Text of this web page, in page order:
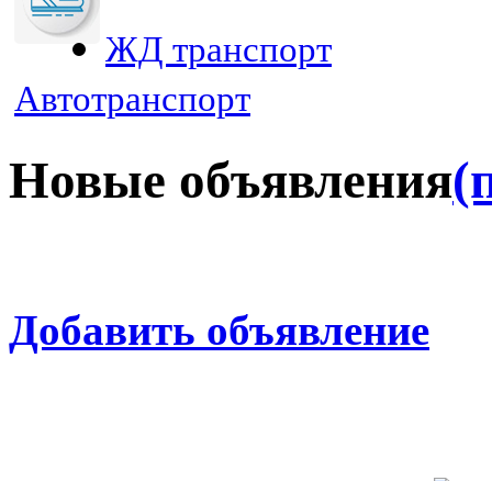
ЖД транспорт
Автотранспорт
Новые объявления
Добавить объявление